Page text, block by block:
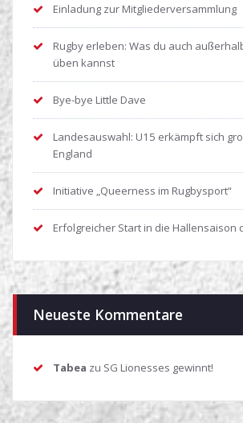
Einladung zur Mitgliederversammlung
Rugby erleben: Was du auch
üben kannst
Bye-bye Little Dave
Landesauswahl: U15 erkämpft sich
England
Initiative „Queerness im Rugbysport“
Erfolgreicher Start in die Hallensaison
Neueste Kommentare
Tabea zu SG Lionesses gewinnt!